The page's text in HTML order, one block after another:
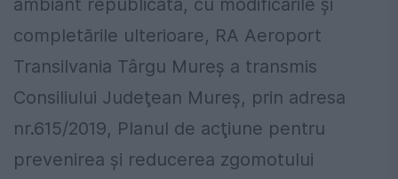
ambiant republicată, cu modificările şi
completările ulterioare, RA Aeroport
Transilvania Târgu Mureş a transmis
Consiliului Judeţean Mureş, prin adresa
nr.615/2019, Planul de acţiune pentru
prevenirea şi reducerea zgomotului